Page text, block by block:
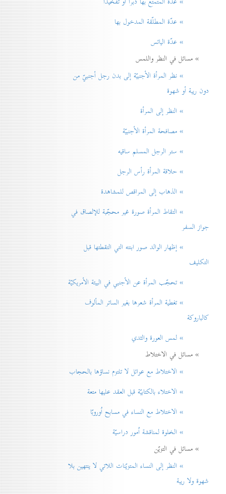
» عدّة المطلّقة المدخول بها
» عدّة اليائس
» مسائل في النظر واللمس
» نظر المرأة الأجنبيّة إلی بدن رجل أجنبيّ من
دون ريبة أو شهوة
» النظر إلی المرأة
» مصافحة المرأة الأجنبيّة
» ستر الرجل المسلم ساقيه
» حلاقة المرأة رأس الرجل
» الذهاب إلی المراقص للمشاهدة
» التقاط المرأة صورة غير محجّبة للإلصاق في
جواز السفر
» إظهار الوالد صور ابنته التي التقطتها قبل
التكليف
» تحجّب المرأة عن الأجنبي في البيئة الأمريكيّة
» تغطية المرأة شعرها بغير الساتر المألوف
كالباروكة
» لمس العورة والثدي
» مسائل في الاختلاط
» الاختلاط مع عوائل لا تلتزم نساؤها بالحجاب
» الاختلاء بالكتابيّة قبل العقد عليها متعة
» الاختلاط مع النساء في مسابح اُوروبّا
» الخلوة لمناقشة اُمور دراسيّة
» مسائل في التزيّن
» النظر إلی النساء المتزيّنات اللاتي لا ينتهين بلا
شهوة ولا ريبة